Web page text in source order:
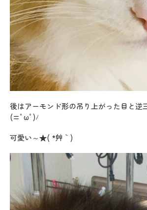
後はアーモンド形の吊り上がった目と逆
(=ﾟωﾟ)ﾉ
可愛い～★( *´艸｀)